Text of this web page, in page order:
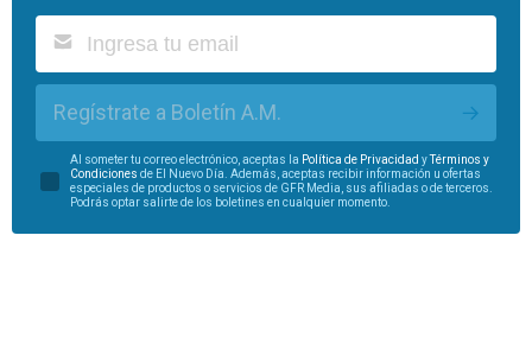
Regístrate a Boletín A.M.
Al someter tu correo electrónico, aceptas la Política de Privacidad yTérminos y
Condiciones de El Nuevo Día. Además, aceptas recibir información u ofertas
especiales de productos o servicios de GFR Media, sus afiliadas o de terceros.
Podrás optar salirte de los boletines en cualquier momento.